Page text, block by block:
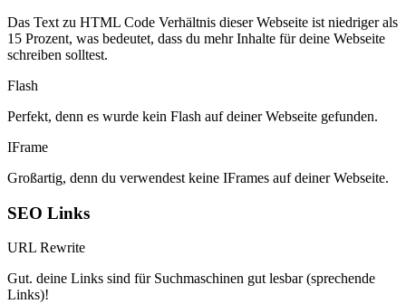
Das Text zu HTML Code Verhältnis dieser Webseite ist niedriger als
15 Prozent, was bedeutet, dass du mehr Inhalte für deine Webseite
schreiben solltest.
Flash
Perfekt, denn es wurde kein Flash auf deiner Webseite gefunden.
IFrame
Großartig, denn du verwendest keine IFrames auf deiner Webseite.
SEO Links
URL Rewrite
Gut. deine Links sind für Suchmaschinen gut lesbar (sprechende
Links)!